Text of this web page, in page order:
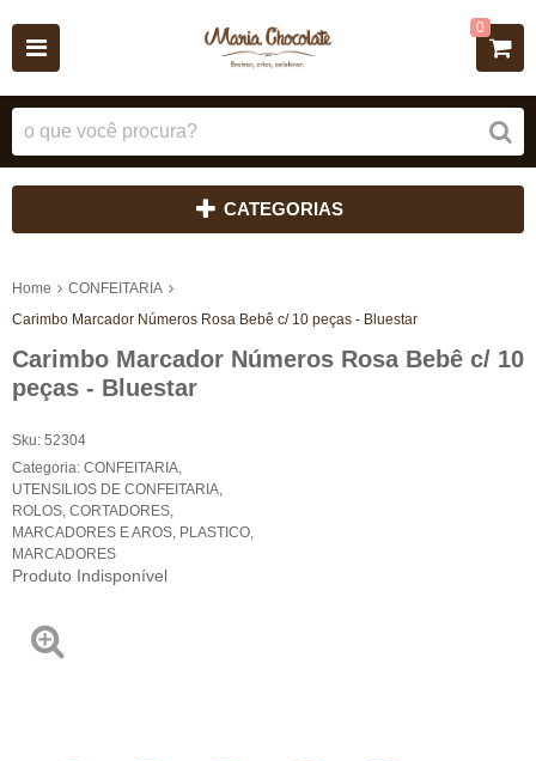
0
CATEGORIAS
Home
CONFEITARIA
Carimbo Marcador Números Rosa Bebê c/ 10 peças - Bluestar
Carimbo Marcador Números Rosa Bebê c/ 10
peças - Bluestar
Sku: 52304
Categoria: CONFEITARIA
UTENSILIOS DE CONFEITARIA
ROLOS, CORTADORES,
MARCADORES E AROS PLASTICO
MARCADORES
Produto Indisponível